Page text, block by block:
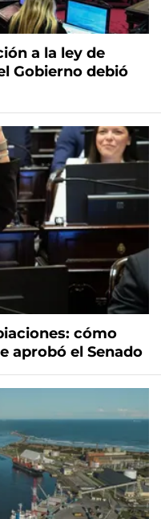
a la ley de
Gobierno debió
cómo
aprobó el Senado